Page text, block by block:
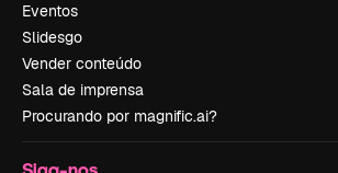
Eventos
Slidesgo
Vender conteúdo
Sala de imprensa
Procurando por magnific.ai?